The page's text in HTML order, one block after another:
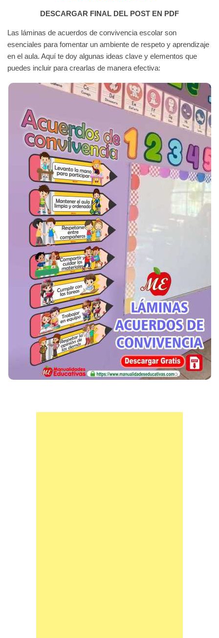
DESCARGAR FINAL DEL POST EN PDF
Las láminas de acuerdos de convivencia escolar son
esenciales para fomentar un ambiente de respeto y aprendizaje
en el aula. Aquí te doy algunas ideas clave y elementos que
puedes incluir para crearlas de manera efectiva: